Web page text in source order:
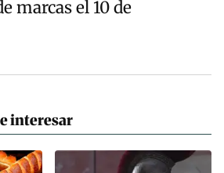
marcas el 10 de
interesar